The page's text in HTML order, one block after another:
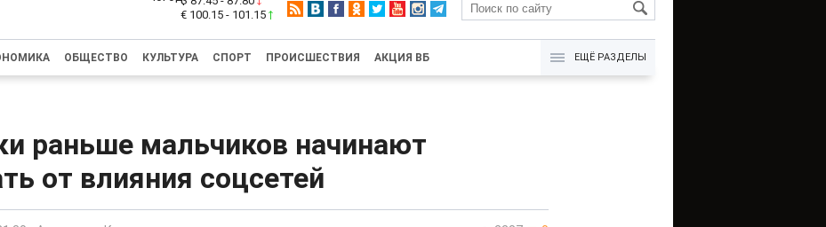
KG
€ 100.15 - 101.15
ОБЩЕСТВО КУЛЬТУРА СПОРТ ПРОИСШЕСТВИЯ АКЦИЯ ВБ ЕЩЁ РАЗДЕЛЫ
раньше мальчиков начинают
от влияния соцсетей